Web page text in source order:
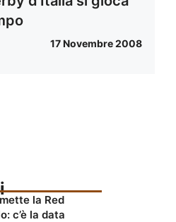
17 Novembre 2008
la Red
c’è la data